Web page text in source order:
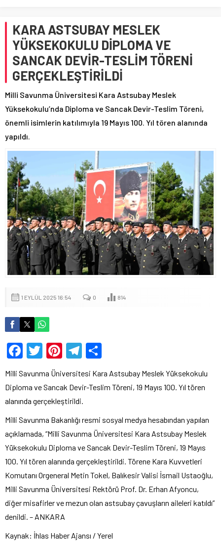
KARA ASTSUBAY MESLEK
YÜKSEKOKULU DİPLOMA VE
SANCAK DEVİR-TESLİM TÖRENİ
GERÇEKLEŞTİRİLDİ
Milli Savunma Üniversitesi Kara Astsubay Meslek
Yüksekokulu’nda Diploma ve Sancak Devir-Teslim Töreni,
önemli isimlerin katılımıyla 19 Mayıs 100. Yıl tören alanında
yapıldı.
1 EYLÜL 2025 16:54 0 814
Facebook
Twitter
Pinterest
Telegram
Milli Savunma Üniversitesi Kara Astsubay Meslek Yüksekokulu
Diploma ve Sancak Devir-Teslim Töreni, 19 Mayıs 100. Yıl tören
alanında gerçekleştirildi.
Milli Savunma Bakanlığı resmi sosyal medya hesabından yapılan
açıklamada, “Milli Savunma Üniversitesi Kara Astsubay Meslek
Yüksekokulu Diploma ve Sancak Devir-Teslim Töreni, 19 Mayıs
100. Yıl tören alanında gerçekleştirildi. Törene Kara Kuvvetleri
Komutanı Orgeneral Metin Tokel, Balıkesir Valisi İsmail Ustaoğlu,
Milli Savunma Üniversitesi Rektörü Prof. Dr. Erhan Afyoncu,
diğer misafirler ve mezun olan astsubay çavuşların aileleri katıldı”
denildi. – ANKARA
Kaynak: İhlas Haber Ajansı / Yerel